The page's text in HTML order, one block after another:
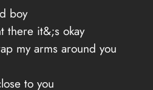
boy
there it&;s okay
my arms around you
to you